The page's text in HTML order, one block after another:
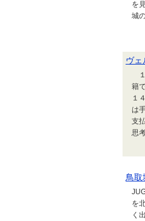
を
城
ヴェ
１
籍
１
は
支
思
鳥取
を
く